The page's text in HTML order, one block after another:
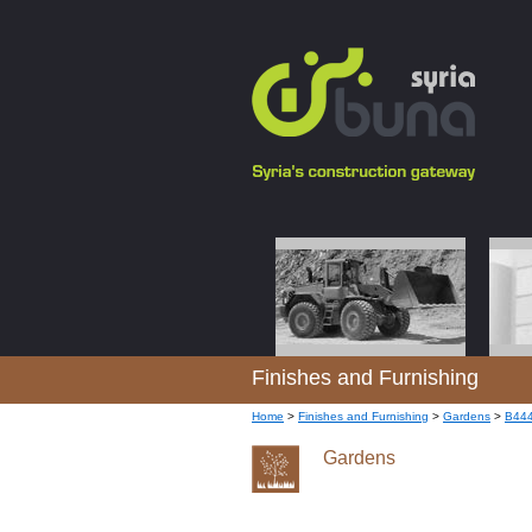
Finishes and Furnishing
Home > Finishes and Furnishing > Gardens >
Gardens